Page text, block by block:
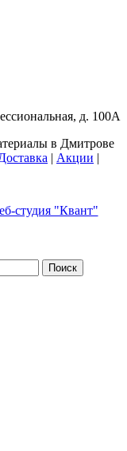
д. 100А
в Дмитрове
| Акции |
студия "Квант"
Поиск